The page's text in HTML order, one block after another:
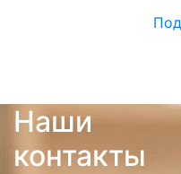
Наши
контакты